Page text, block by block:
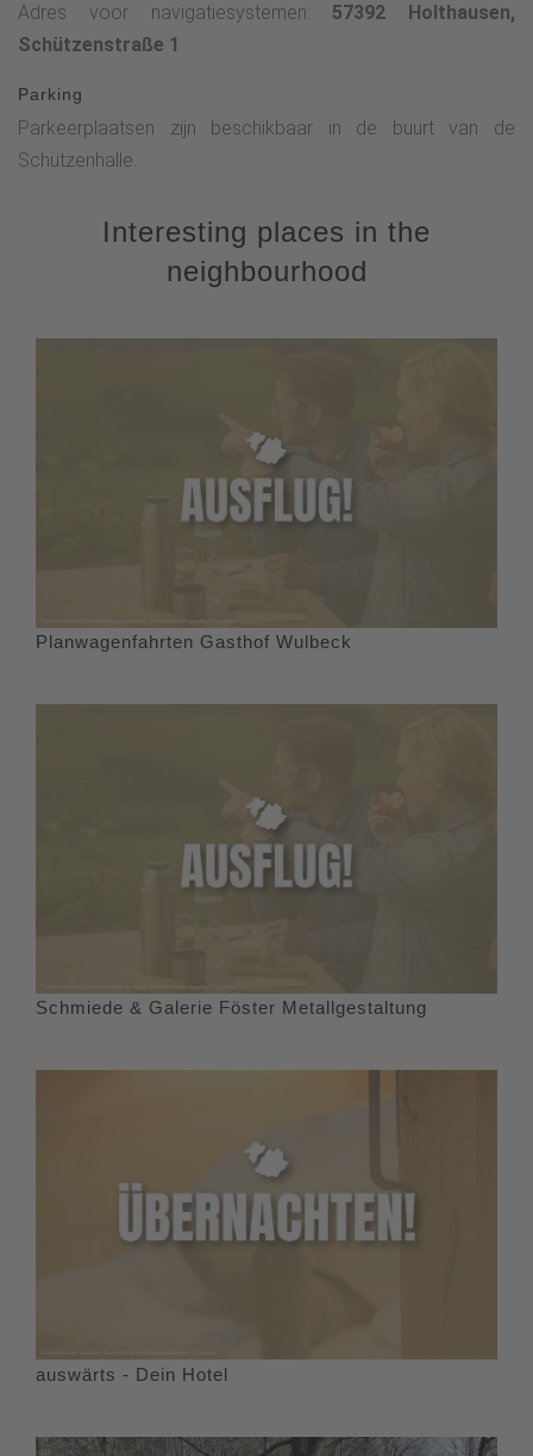
Adres voor navigatiesystemen: 57392 Holthausen,
Schützenstraße 1
Parking
Parkeerplaatsen zijn beschikbaar in de buurt van de
Schützenhalle.
Interesting places in the
neighbourhood
Planwagenfahrten Gasthof Wulbeck
Schmiede & Galerie Föster Metallgestaltung
auswärts - Dein Hotel